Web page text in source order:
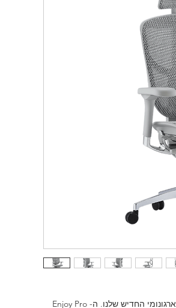
חווית נוחות שאין שניה לה עם הכיסא המשרדי הארגונומי החדיש שלנו. ה- Enjoy Pro